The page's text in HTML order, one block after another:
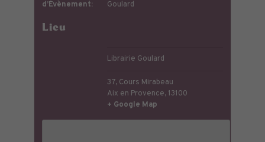
d’Évènement:
Goulard
Lieu
Librairie Goulard
37, Cours Mirabeau
Aix en Provence,13100
+ Google Map